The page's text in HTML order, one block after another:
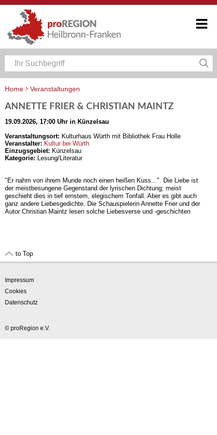
Home
Veranstaltungen
ANNETTE FRIER & CHRISTIAN MAINTZ
19.09.2026, 17:00 Uhr in Künzelsau
Veranstaltungsort: Kulturhaus Würth mit Bibliothek Frau Holle
Veranstalter: Kultur bei Würth
Einzugsgebiet: Künzelsau
Kategorie: Lesung/Literatur
"Er nahm von ihrem Munde noch einen heißen Kuss...". Die Liebe ist
der meistbesungene Gegenstand der lyrischen Dichtung; meist
geschieht dies in tief ernstem, elegischem Tonfall. Aber es gibt auch
ganz andere Liebesgedichte. Die Schauspielerin Annette Frier und der
Autor Christian Maintz lesen solche Liebesverse und -geschichten
to Top
Impressum
Cookies
Datenschutz
© proRegion e.V.